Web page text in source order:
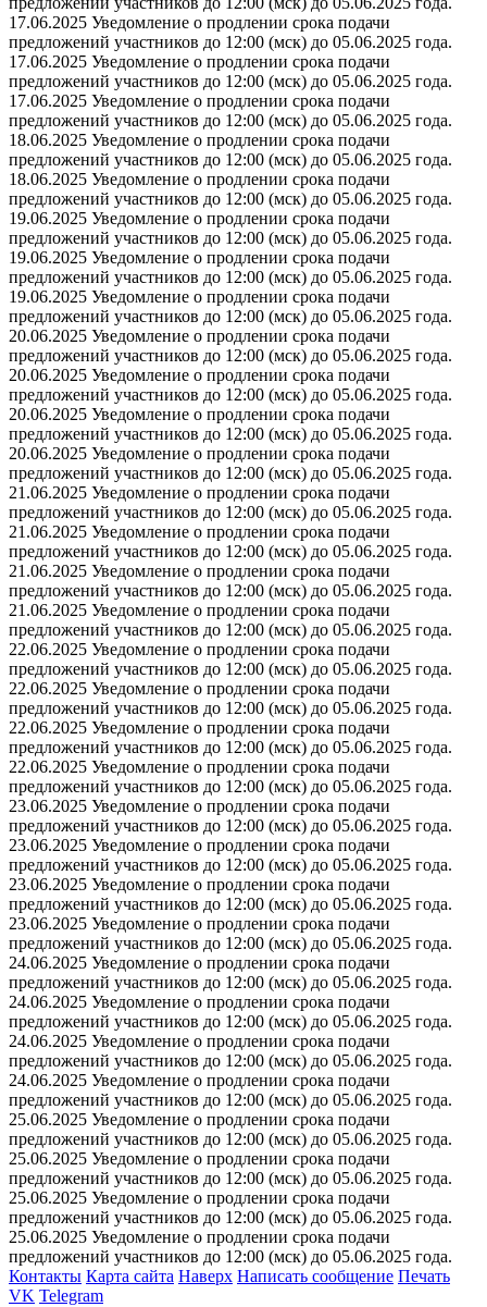
17.06.2025 Уведомление о продлении срока подачи
предложений участников до 12:00 (мск) до 05.06.2025 года.
17.06.2025 Уведомление о продлении срока подачи
предложений участников до 12:00 (мск) до 05.06.2025 года.
17.06.2025 Уведомление о продлении срока подачи
предложений участников до 12:00 (мск) до 05.06.2025 года.
18.06.2025 Уведомление о продлении срока подачи
предложений участников до 12:00 (мск) до 05.06.2025 года.
18.06.2025 Уведомление о продлении срока подачи
предложений участников до 12:00 (мск) до 05.06.2025 года.
19.06.2025 Уведомление о продлении срока подачи
предложений участников до 12:00 (мск) до 05.06.2025 года.
19.06.2025 Уведомление о продлении срока подачи
предложений участников до 12:00 (мск) до 05.06.2025 года.
19.06.2025 Уведомление о продлении срока подачи
предложений участников до 12:00 (мск) до 05.06.2025 года.
20.06.2025 Уведомление о продлении срока подачи
предложений участников до 12:00 (мск) до 05.06.2025 года.
20.06.2025 Уведомление о продлении срока подачи
предложений участников до 12:00 (мск) до 05.06.2025 года.
20.06.2025 Уведомление о продлении срока подачи
предложений участников до 12:00 (мск) до 05.06.2025 года.
20.06.2025 Уведомление о продлении срока подачи
предложений участников до 12:00 (мск) до 05.06.2025 года.
21.06.2025 Уведомление о продлении срока подачи
предложений участников до 12:00 (мск) до 05.06.2025 года.
21.06.2025 Уведомление о продлении срока подачи
предложений участников до 12:00 (мск) до 05.06.2025 года.
21.06.2025 Уведомление о продлении срока подачи
предложений участников до 12:00 (мск) до 05.06.2025 года.
21.06.2025 Уведомление о продлении срока подачи
предложений участников до 12:00 (мск) до 05.06.2025 года.
22.06.2025 Уведомление о продлении срока подачи
предложений участников до 12:00 (мск) до 05.06.2025 года.
22.06.2025 Уведомление о продлении срока подачи
предложений участников до 12:00 (мск) до 05.06.2025 года.
22.06.2025 Уведомление о продлении срока подачи
предложений участников до 12:00 (мск) до 05.06.2025 года.
22.06.2025 Уведомление о продлении срока подачи
предложений участников до 12:00 (мск) до 05.06.2025 года.
23.06.2025 Уведомление о продлении срока подачи
предложений участников до 12:00 (мск) до 05.06.2025 года.
23.06.2025 Уведомление о продлении срока подачи
предложений участников до 12:00 (мск) до 05.06.2025 года.
23.06.2025 Уведомление о продлении срока подачи
предложений участников до 12:00 (мск) до 05.06.2025 года.
23.06.2025 Уведомление о продлении срока подачи
предложений участников до 12:00 (мск) до 05.06.2025 года.
24.06.2025 Уведомление о продлении срока подачи
предложений участников до 12:00 (мск) до 05.06.2025 года.
24.06.2025 Уведомление о продлении срока подачи
предложений участников до 12:00 (мск) до 05.06.2025 года.
24.06.2025 Уведомление о продлении срока подачи
предложений участников до 12:00 (мск) до 05.06.2025 года.
24.06.2025 Уведомление о продлении срока подачи
предложений участников до 12:00 (мск) до 05.06.2025 года.
25.06.2025 Уведомление о продлении срока подачи
предложений участников до 12:00 (мск) до 05.06.2025 года.
25.06.2025 Уведомление о продлении срока подачи
предложений участников до 12:00 (мск) до 05.06.2025 года.
25.06.2025 Уведомление о продлении срока подачи
предложений участников до 12:00 (мск) до 05.06.2025 года.
25.06.2025 Уведомление о продлении срока подачи
предложений участников до 12:00 (мск) до 05.06.2025 года.
Контакты Карта сайта Наверх Написать сообщение Печать
VK Telegram